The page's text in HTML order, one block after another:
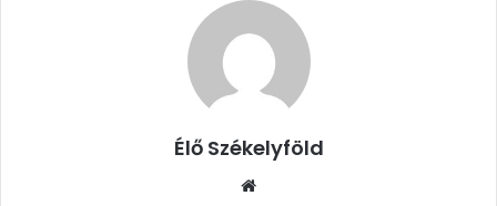
Élő Székelyföld